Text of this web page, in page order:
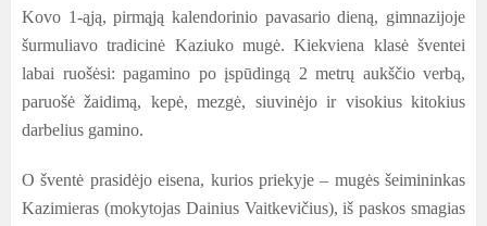
Kovo 1-ąją, pirmąją kalendorinio pavasario dieną, gimnazijoje
šurmuliavo tradicinė Kaziuko mugė. Kiekviena klasė šventei
labai ruošėsi: pagamino po įspūdingą 2 metrų aukščio verbą,
paruošė žaidimą, kepė, mezgė, siuvinėjo ir visokius kitokius
darbelius gamino.
O šventė prasidėjo eisena, kurios priekyje – mugės šeimininkas
Kazimieras (mokytojas Dainius Vaitkevičius), iš paskos smagias